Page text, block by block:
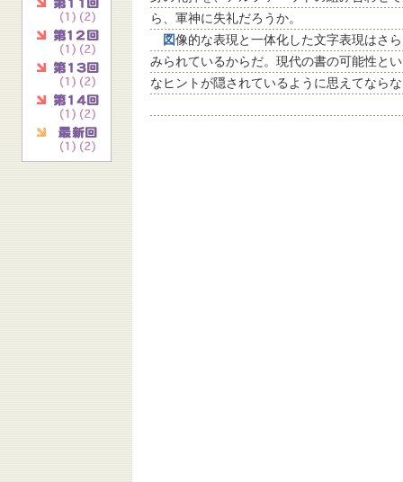
ら、軍神に失礼だろうか。
図像的な表現と一体化した文字表現はさ
みられているからだ。現代の書の可能性と
なヒントが隠されているように思えてなら